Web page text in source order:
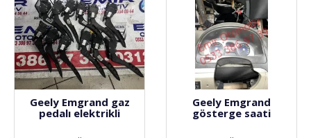
Geely Emgrand gaz
pedalı elektrikli
..
Geely Emgrand
gösterge saati
..